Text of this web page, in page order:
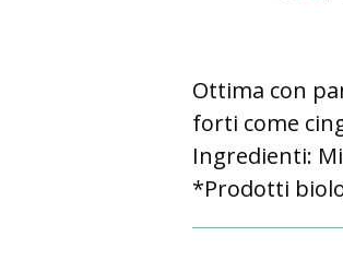
Ottima con
forti come
Ingredienti:
*Prodotti